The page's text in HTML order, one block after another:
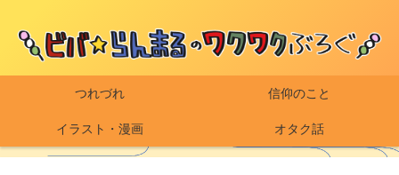
つれづれ 信仰のこと
イラスト・漫画 オタク話